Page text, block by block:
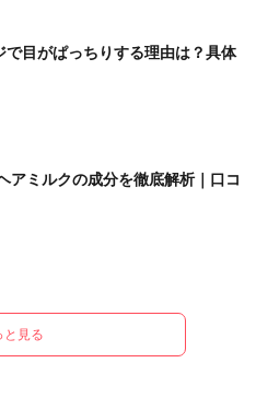
で目がぱっちりする理由は？具体
アミルクの成分を徹底解析｜口コ
と見る